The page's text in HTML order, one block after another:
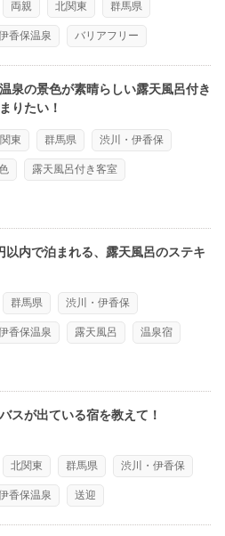
両親 北関東 群馬県
香保温泉 バリアフリー
泉の景色が素晴らしい露天風呂付き
りたい！
東 群馬県 渋川・伊香保
露天風呂付き客室
以内で泊まれる、露天風呂のステキ
群馬県 渋川・伊香保
香保温泉 露天風呂 温泉宿
スが出ている宿を教えて！
北関東 群馬県 渋川・伊香保
香保温泉 送迎